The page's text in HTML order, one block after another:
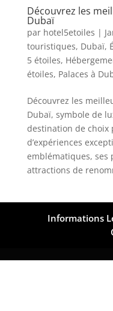
Découvrez les
Dubaï
par hotel5etoiles |
touristiques, Dubaï,
5 étoiles,
étoiles, Palaces à
Découvrez les
Dubaï, symbole de
destination de choix
d’expériences
emblématiques, ses
attractions de
Informations